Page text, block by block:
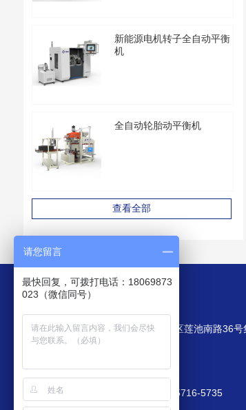
新能源电机转子全自动平衡
机
全自动轮胎动平衡机
查看全部
我们的联络方式
公司地址：浙江省杭州市西湖区莲池南路36号
E-mail: market@zjjizhi.com
手机：189-6809-9105；166-5716-5735
请您留言
最快回复，可拨打电话：18069873
023（微信同号）